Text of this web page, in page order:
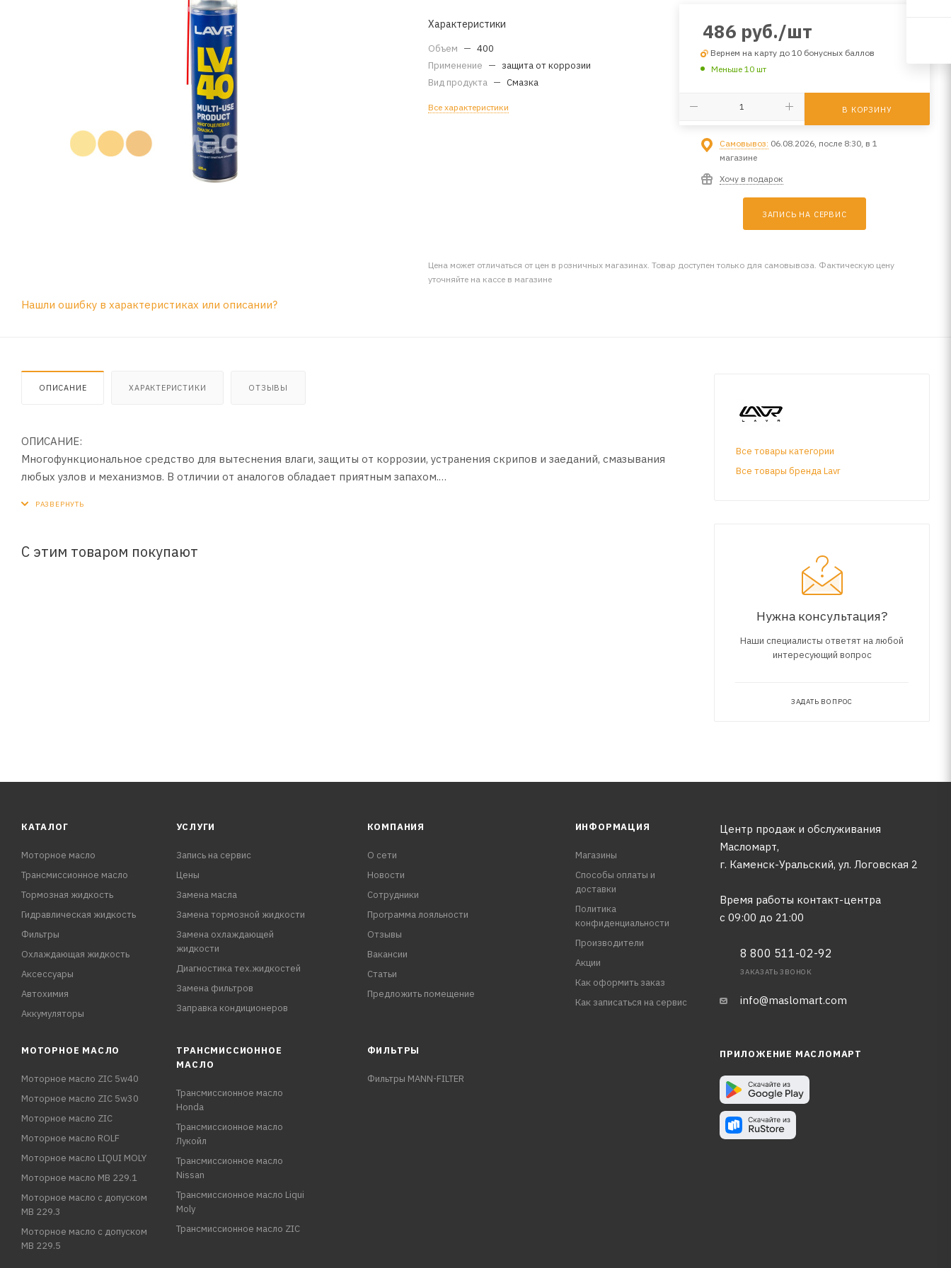
Характеристики
Объем — 400
Применение — защита от коррозии
Вид продукта — Смазка
Все характеристики
486 руб./шт
Вернем на карту до 10 бонусных баллов
Меньше 10 шт
В КОРЗИНУ
Самовывоз: 06.08.2026, после 8:30, в 1
магазине
Хочу в подарок
ЗАПИСЬ НА СЕРВИС
Цена может отличаться от цен в розничных магазинах. Товар доступен только для самовывоза. Фактическую цену
уточняйте на кассе в магазине
Нашли ошибку в характеристиках или описании?
ОПИСАНИЕ ХАРАКТЕРИСТИКИ ОТЗЫВЫ
ОПИСАНИЕ:
Многофункциональное средство для вытеснения влаги, защиты от коррозии, устранения скрипов и заеданий, смазывания
любых узлов и механизмов. В отличии от аналогов обладает приятным запахом.
2. Оставить на 1 – 2 минуты для воздействия
С этим товаром покупают
Все товары категории
Все товары бренда Lavr
Нужна консультация?
Наши специалисты ответят на любой
интересующий вопрос
ЗАДАТЬ ВОПРОС
КАТАЛОГ
Моторное масло
Трансмиссионное масло
Тормозная жидкость
Гидравлическая жидкость
Фильтры
Охлаждающая жидкость
Аксессуары
Автохимия
Аккумуляторы
УСЛУГИ
Запись на сервис
Цены
Замена масла
Замена тормозной жидкости
Замена охлаждающей
жидкости
Диагностика тех.жидкостей
Замена фильтров
Заправка кондиционеров
КОМПАНИЯ
О сети
Новости
Сотрудники
Программа лояльности
Отзывы
Вакансии
Статьи
Предложить помещение
ИНФОРМАЦИЯ
Магазины
Способы оплаты и
доставки
Политика
конфиденциальности
Производители
Акции
Как оформить заказ
Как записаться на сервис
Центр продаж и обслуживания
Масломарт,
г. Каменск-Уральский, ул. Логовская 2
Время работы контакт-центра
с 09:00 до 21:00
8 800 511-02-92
ЗАКАЗАТЬ ЗВОНОК
info@maslomart.com
МОТОРНОЕ МАСЛО
Моторное масло ZIC 5w40
Моторное масло ZIC 5w30
Моторное масло ZIC
Моторное масло ROLF
Моторное масло LIQUI MOLY
Моторное масло MB 229.1
Моторное масло с допуском
MB 229.3
Моторное масло с допуском
MB 229.5
ТРАНСМИССИОННОЕ
МАСЛО
Трансмиссионное масло
Honda
Трансмиссионное масло
Лукойл
Трансмиссионное масло
Nissan
Трансмиссионное масло Liqui
Moly
Трансмиссионное масло ZIC
ФИЛЬТРЫ
Фильтры MANN-FILTER
ПРИЛОЖЕНИЕ МАСЛОМАРТ